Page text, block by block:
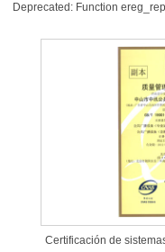
Deprecated: Function
Certificación de